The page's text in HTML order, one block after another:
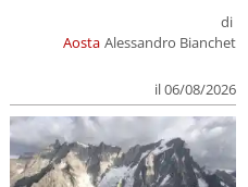
Aosta
di
Alessandro Bianchet
il 06/08/2026